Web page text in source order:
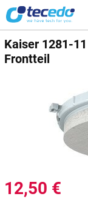
Kaiser 1281-
Frontteil
12,50 €